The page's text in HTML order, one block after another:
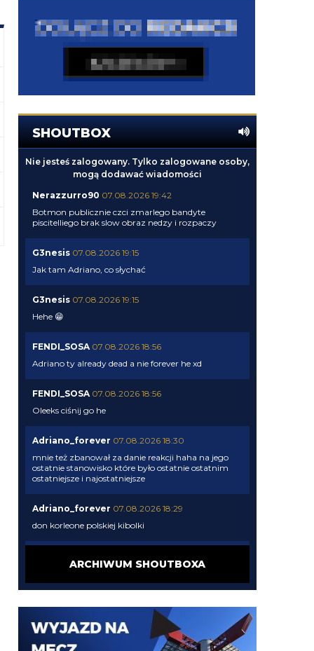
SHOUTBOX
Nie jesteś zalogowany. Tylko zalogowane osoby,
mogą dodawać wiadomości
Nerazzurro90 07.08.2026 19:42
Botmon publicznie czci zmarlego bandyte
piscitelliego brak slow obraz nedzy i rozpaczy
G3nesis 07.08.2026 19:15
Jak tam Adriano, co słychać
G3nesis 07.08.2026 19:15
Hehe 😁
FENDI_SOSA 07.08.2026 18:56
Adriano ty already dead a nie forever he xd
FENDI_SOSA 07.08.2026 18:56
Oleeks ciśnij go he
Adriano_forever 07.08.2026 18:30
mnie też zbanował za danie reakcji haha na jego
ostatnie stanowisko które było ostatnie ostatnim
ostatniejsze i najostatniejsze
Adriano_forever 07.08.2026 18:29
don korleone polskiej kibolki
Wiem, że on tutaj coś pisał, pewnie ma w zwyczaju
też czytać i pompować sobie ego na każdą
wspominkę o nim xD Żałosny typek
ARCHIWUM SHOUTBOXA